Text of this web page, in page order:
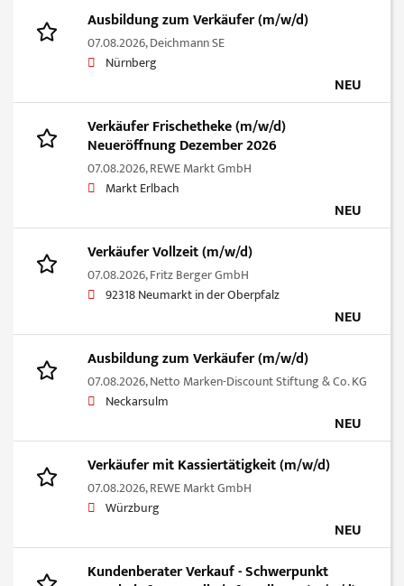
Ausbildung zum Verkäufer (m/w/d)
07.08.2026,Deichmann SE
Nürnberg
NEU
Verkäufer Frischetheke (m/w/d)
Neueröffnung Dezember 2026
07.08.2026,REWE Markt GmbH
Markt Erlbach
NEU
Verkäufer Vollzeit (m/w/d)
07.08.2026,Fritz Berger GmbH
92318 Neumarkt in der Oberpfalz
NEU
Ausbildung zum Verkäufer (m/w/d)
07.08.2026,Netto Marken-Discount Stiftung & Co. KG
Neckarsulm
NEU
Verkäufer mit Kassiertätigkeit (m/w/d)
07.08.2026,REWE Markt GmbH
Würzburg
NEU
Kundenberater Verkauf - Schwerpunkt